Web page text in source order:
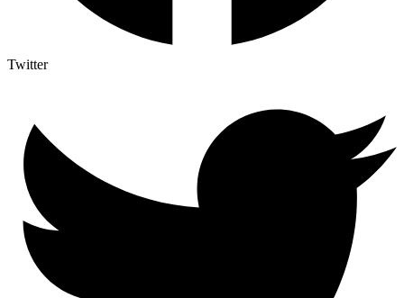
Twitter